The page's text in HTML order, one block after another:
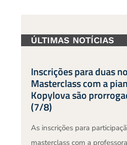
ÚLTIMAS NOTÍCIAS
Inscrições para duas
Masterclass com a
Kopylova são
(7/8)
As inscrições para
masterclass com a